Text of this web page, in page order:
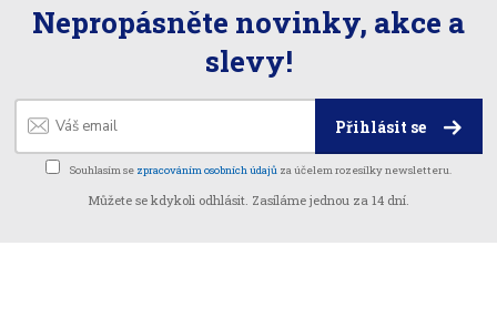
Nepropásněte novinky, akce a
slevy!
Přihlásit se
Souhlasím se zpracováním osobních údajů za účelem rozesílky newsletteru.
Můžete se kdykoli odhlásit. Zasíláme jednou za 14 dní.